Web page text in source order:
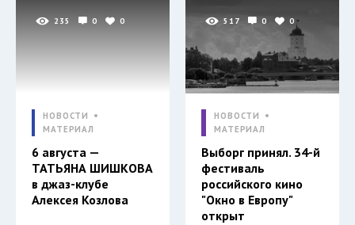
235 0 0
НОВОСТИ
МАТЕРИАЛ
6 августа —
ТАТЬЯНА ШИШКОВА
в джаз-клубе
Алексея Козлова
517 0 0
НОВОСТИ
МАТЕРИАЛ
Выборг принял. 34-й
фестиваль
российского кино
"Окно в Европу"
открыт